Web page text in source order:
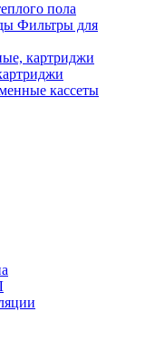
пола
Фильтры для
картриджи
кассеты